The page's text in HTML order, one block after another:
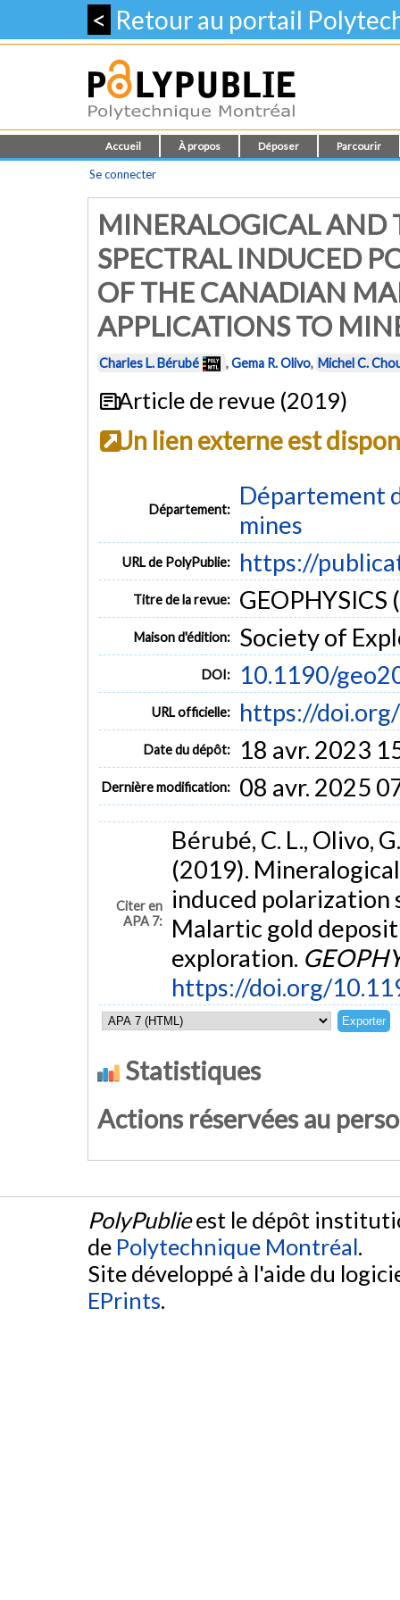
< Retour au portail
Accueil À propos Déposer Parcourir
Se connecter
MINERALOGICAL AND
SPECTRAL INDUCED
OF THE CANADIAN
APPLICATIONS TO
Charles L. Bérubé ,Gema R. Olivo, Michel C.
Article de revue (2019)
Un lien externe est
Département:
Département
mines
URL de PolyPublie: https://
Titre de la revue: GEOPHYSICS
Maison d'édition: Society of
DOI: 10.1190/
URL officielle: https://
Date du dépôt: 18 avr. 2023
Dernière modification: 08 avr. 2025
Citer en
APA 7:
Bérubé, C. L., Olivo,
(2019).
induced polarization
Malartic gold
exploration.
https://doi.org/
Statistiques
Actions réservées au
PolyPublieest le dépôt
de Polytechnique Montréal.
Site développé à l'aide du
EPrints.